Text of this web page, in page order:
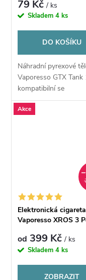
79 Kč/ ks
Skladem4 ks
DO KOŠÍKU
Náhradní pyrexové
Vaporesso GTX Tank
kompatibilní se
stejnojmenným
clearomizérem.
Akce
Elektronická
Vaporesso XROS 3
od 399 Kč/ ks
Skladem4 ks
ZOBRAZIT